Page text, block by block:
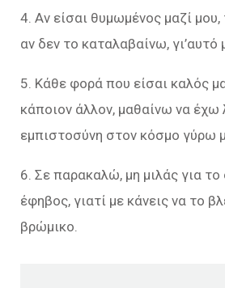
4. Αν είσαι θυμωμένος μαζί
αν δεν το καταλαβαίνω, γι’αυτό
5. Κάθε φορά που είσαι καλός
κάποιον άλλον, μαθαίνω να έχω
εμπιστοσύνη στον κόσμο γύρω
6. Σε παρακαλώ, μη μιλάς για το
έφηβος, γιατί με κάνεις να το
βρώμικο.